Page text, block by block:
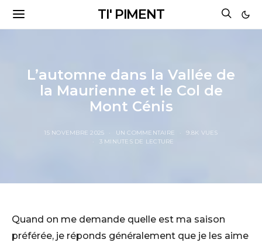
TI' PIMENT
L’automne dans la Vallée de
la Maurienne et le Col de
Mont Cénis
15 NOVEMBRE 2025 UN COMMENTAIRE
9.8K VUES
3 MINUTES DE LECTURE
Quand on me demande quelle est ma saison
préférée, je réponds généralement que je les aime